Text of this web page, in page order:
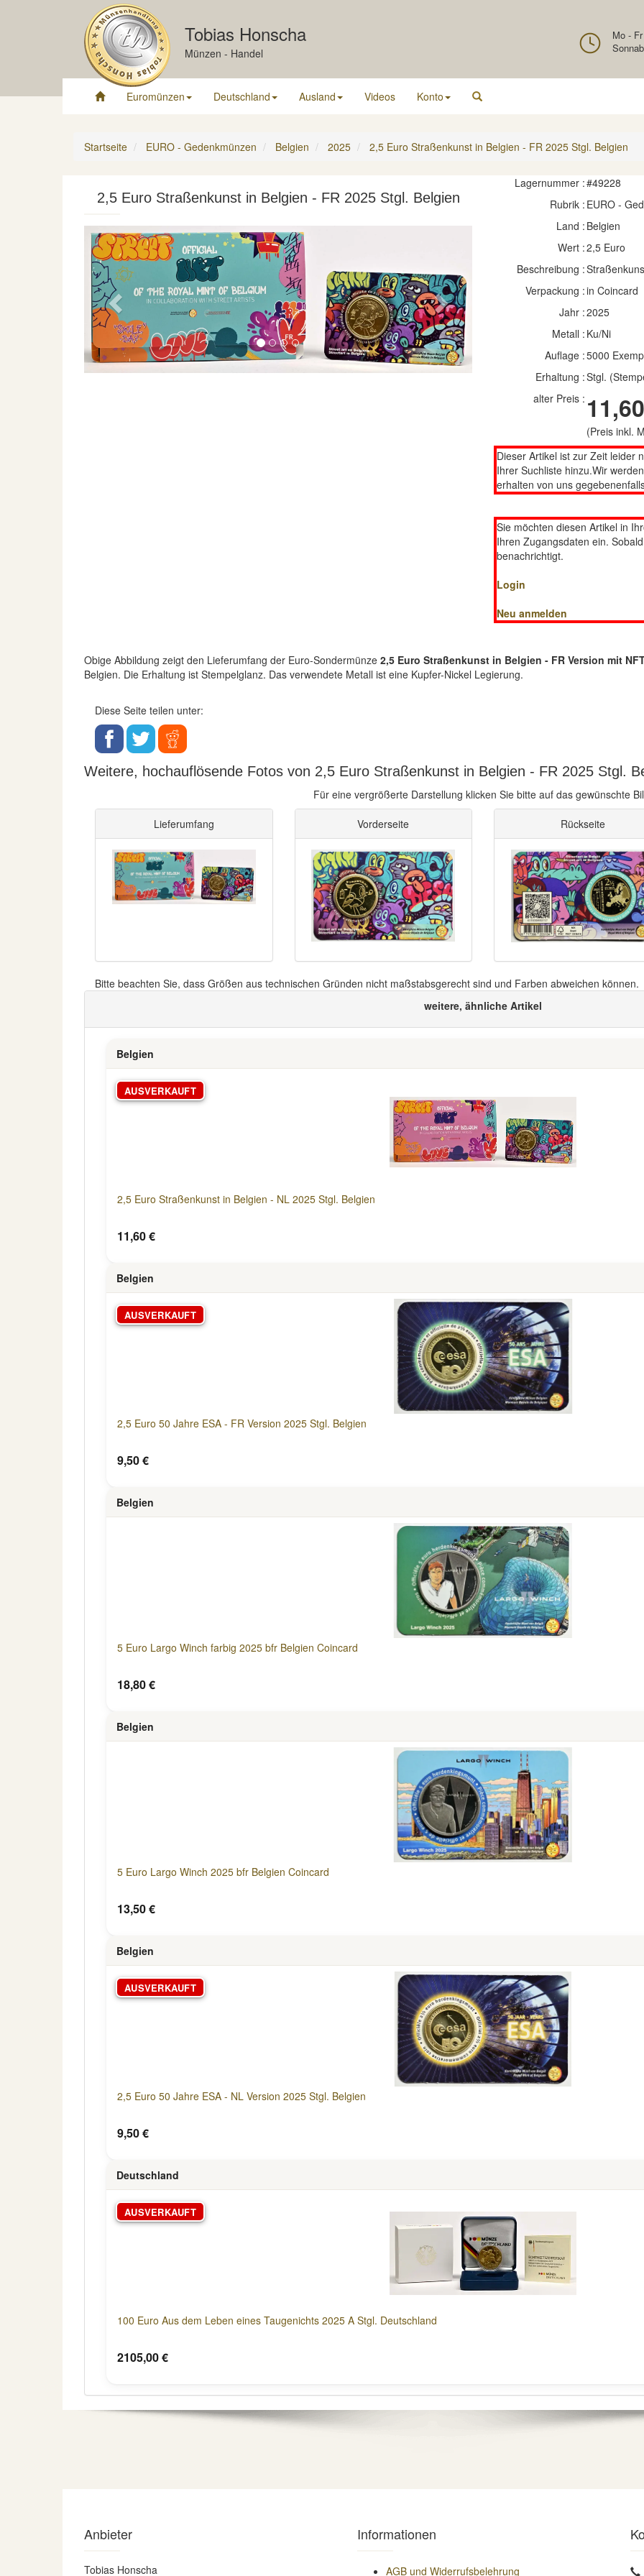
Tobias Honscha
Münzen - Handel
Mo -
Euromünzen Deutschland Ausland Videos Konto
Startseite EURO - Gedenkmünzen Belgien 2025 2,5 Euro Straßenkunst in Belgien - FR 2025 Stgl. Belgien
2,5 Euro Straßenkunst in Belgien - FR 2025 Stgl. Belgien
Previous Next
Lagernummer :#49228
Rubrik : EURO -
Land : Belgien
Wert :2,5 Euro
Beschreibung :
Verpackung :in Coincard
Jahr :2025
Metall : Ku/Ni
Auflage :5000
Erhaltung :Stgl.
alter Preis :
(Preis inkl.
Dieser Artikel ist zur Zeit leider
Ihrer Suchliste hinzu.Wir
erhalten von uns
Sie möchten diesen Artikel in
Ihren Zugangsdaten ein.
benachrichtigt.
Login
Neu anmelden
Obige Abbildung zeigt den Lieferumfang der Euro-Sondermünze 2,5 Euro Straßenkunst in Belgien - FR Version mit
Belgien. Die Erhaltung ist Stempelglanz. Das verwendete Metall ist eine Kupfer-Nickel Legierung.
Diese Seite teilen unter:
Weitere, hochauflösende Fotos von 2,5 Euro Straßenkunst in Belgien - FR 2025 Stgl.
Für eine vergrößerte Darstellung klicken Sie bitte auf das gewünschte
Lieferumfang Vorderseite Rückseite
Bitte beachten Sie, dass Größen aus technischen Gründen nicht maßstabsgerecht sind und Farben abweichen können.
weitere, ähnliche Artikel
Belgien
AUSVERKAUFT
2,5 Euro Straßenkunst in Belgien - NL 2025 Stgl. Belgien
11,60 €
Belgien
AUSVERKAUFT
2,5 Euro 50 Jahre ESA - FR Version 2025 Stgl. Belgien
9,50 €
Belgien
5 Euro Largo Winch farbig 2025 bfr Belgien Coincard
18,80 €
Belgien
5 Euro Largo Winch 2025 bfr Belgien Coincard
13,50 €
Belgien
AUSVERKAUFT
2,5 Euro 50 Jahre ESA - NL Version 2025 Stgl. Belgien
9,50 €
Deutschland
AUSVERKAUFT
100 Euro Aus dem Leben eines Taugenichts 2025 A Stgl. Deutschland
2105,00 €
Anbieter
Tobias Honscha
Informationen
AGB und Widerrufsbelehrung